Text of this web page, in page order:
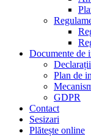
Documente de
Plan de
GDPR
Contact
Sesizari
Plătește online